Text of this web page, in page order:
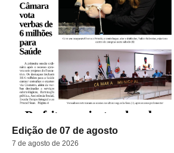
Edição de 07 de agosto
7 de agosto de 2026